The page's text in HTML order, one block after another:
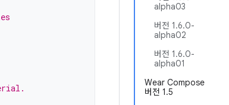
alpha03
버전 1.6.0-
alpha02
버전 1.6.0-
alpha01
Wear Compose
버전 1.5